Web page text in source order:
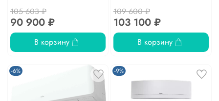
105 603 ₽
90 900 ₽
В корзину
109 600 ₽
103 100 ₽
В корзину
-6% -9%